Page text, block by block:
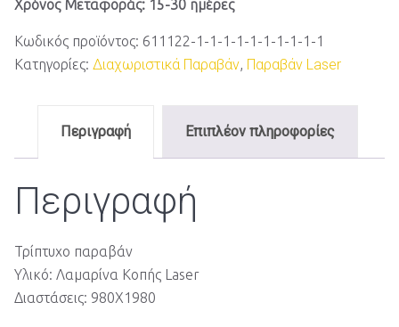
Χρόνος Μεταφοράς: 15-30 ημέρες
Κωδικός προϊόντος: 611122-1-1-1-1-1-1-1-1-1-1
Κατηγορίες: Διαχωριστικά Παραβάν Παραβάν Laser
Περιγραφή Επιπλέον πληροφορίες
Περιγραφή
Τρίπτυχο παραβάν
Υλικό: Λαμαρίνα Κοπής Laser
Διαστάσεις: 980Χ1980